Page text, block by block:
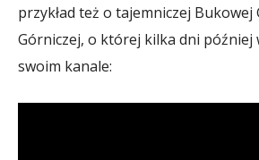
przykład też o tajemniczej
Górniczej, o której kilka dni później
swoim kanale: